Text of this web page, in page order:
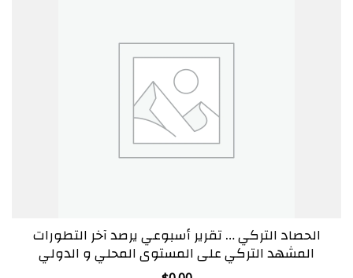
الحصاد التركي … تقرير أسبوعي يرصد آخر التطورات
المشهد التركي على المستوى المحلي و الدولي